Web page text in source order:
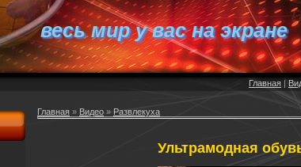
весь мир у вас на экране
Главная |
Главная » Видео » Развлекуха
Ультрамодная